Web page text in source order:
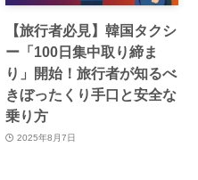
【旅行者必見】韓国タクシ
ー「100日集中取り締ま
り」開始！旅行者が知るべ
きぼったくり手口と安全な
乗り方
2025年8月7日